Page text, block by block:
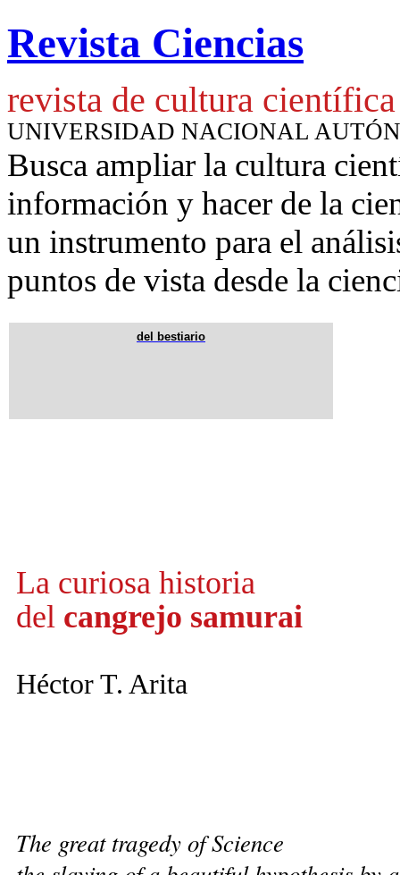
Revista Ciencias
revista de cultura científica
UNIVERSIDAD NACIONAL
Busca ampliar la cultura
información y hacer de la
un instrumento para el
puntos de vista desde la
del bestiario
La curiosa historia
del cangrejo samurai
Héctor T. Arita
The great tragedy of Science